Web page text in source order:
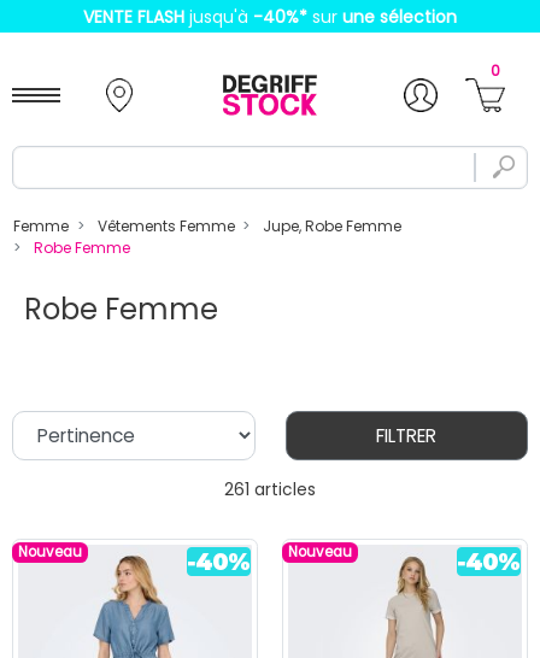
VENTE FLASH jusqu'à -40%* sur une sélection
0
Femme Vêtements Femme
Jupe, Robe Femme
Robe Femme
Robe Femme
261 articles
FILTRER
Nouveau Nouveau